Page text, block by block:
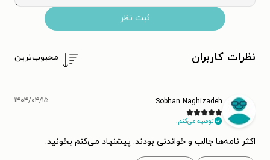
ثبت نظر
نظرات کاربران محبوب‌ترین
Sobhan Naghizadeh
توصیه می‌کنم.
۱۴۰۴/۰۴/۱۵
اکثر نامه‌ها جالب و خواندنی‌ بودند. پیشنهاد می‌کنم بخونید.